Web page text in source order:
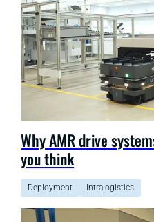
Why AMR drive
you think
Deployment Intralogistics